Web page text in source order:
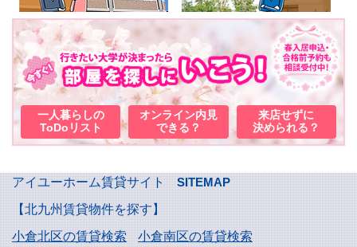
一人暮らしの
ToDoリスト
オンライン内見
できる？
来店せずに
決められる？
アイユーホーム賃貸サイト
SITEMAP
【北九州賃貸物件を探す】
小倉北区の賃貸検索
小倉南区の賃貸検索